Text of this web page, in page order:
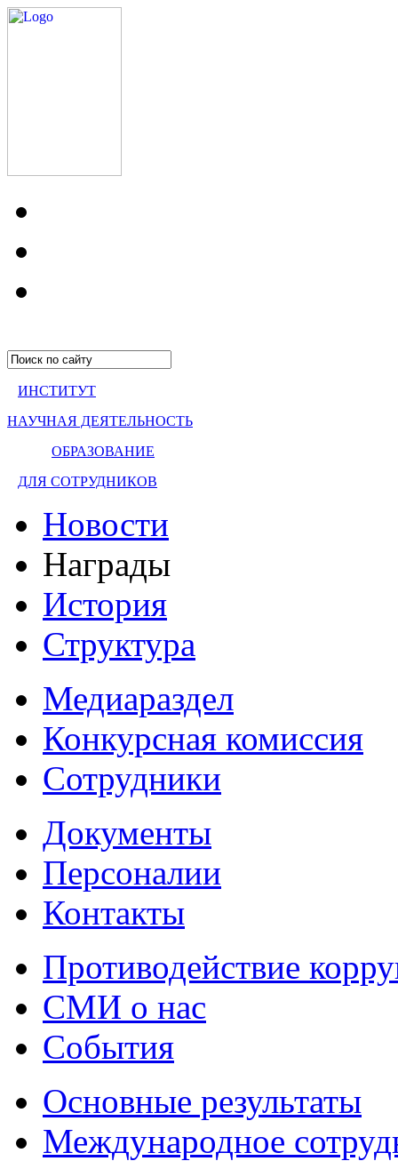
ИНСТИТУТ
НАУЧНАЯ ДЕЯТЕЛЬНОСТЬ
ОБРАЗОВАНИЕ
ДЛЯ СОТРУДНИКОВ
Новости
Награды
История
Структура
Медиараздел
Конкурсная комиссия
Сотрудники
Документы
Персоналии
Контакты
Противодействие
СМИ о нас
События
Основные результаты
Международное